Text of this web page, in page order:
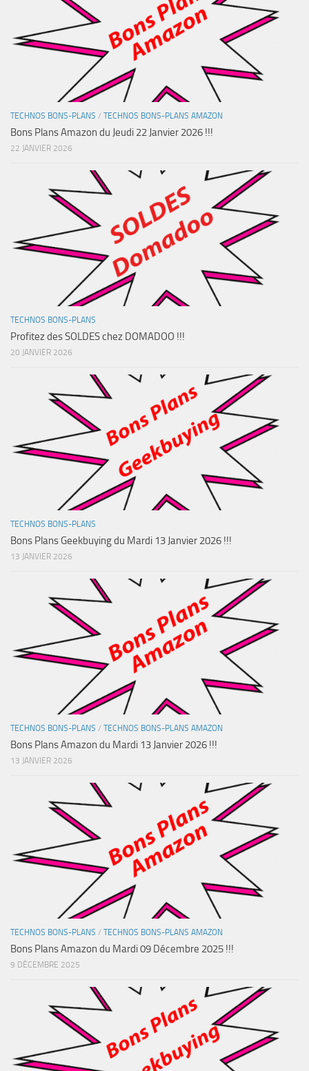
TECHNOS BONS-PLANS / TECHNOS BONS-PLANS AMAZON
Bons Plans Amazon du Jeudi 22 Janvier 2026 !!!
22 JANVIER 2026
TECHNOS BONS-PLANS
Profitez des SOLDES chez DOMADOO !!!
20 JANVIER 2026
TECHNOS BONS-PLANS
Bons Plans Geekbuying du Mardi 13 Janvier 2026 !!!
13 JANVIER 2026
TECHNOS BONS-PLANS / TECHNOS BONS-PLANS AMAZON
Bons Plans Amazon du Mardi 13 Janvier 2026 !!!
13 JANVIER 2026
TECHNOS BONS-PLANS / TECHNOS BONS-PLANS AMAZON
Bons Plans Amazon du Mardi 09 Décembre 2025 !!!
9 DÉCEMBRE 2025